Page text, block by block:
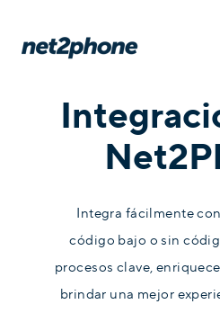
Integra fácilmente
código bajo o sin
procesos clave,
brindar una mejor